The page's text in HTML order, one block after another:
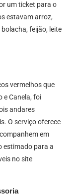
um ticket para o
estavam arroz,
feijão, leite
vermelhos que
e Canela, foi
andares
O serviço oferece
em
estimado para a
no site